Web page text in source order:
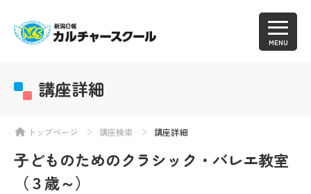
MENU
講座詳細
トップページ 講座検索 講座詳細
子どものためのクラシック・バレエ教室
（３歳～）